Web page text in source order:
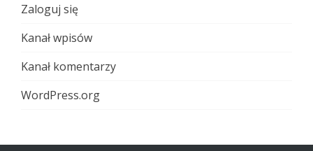
Zaloguj się
Kanał wpisów
Kanał komentarzy
WordPress.org